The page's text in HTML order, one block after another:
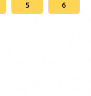
5 6